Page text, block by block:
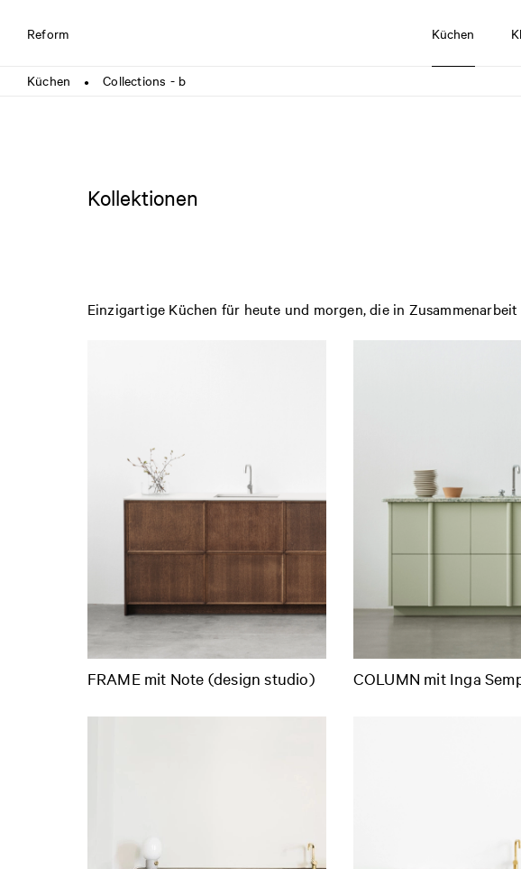
Reform Küchen
Küchen ● Collections - b
Kollektionen
Einzigartige Küchen für heute und morgen, die in
FRAME mit Note (design studio) COLUMN mit Inga